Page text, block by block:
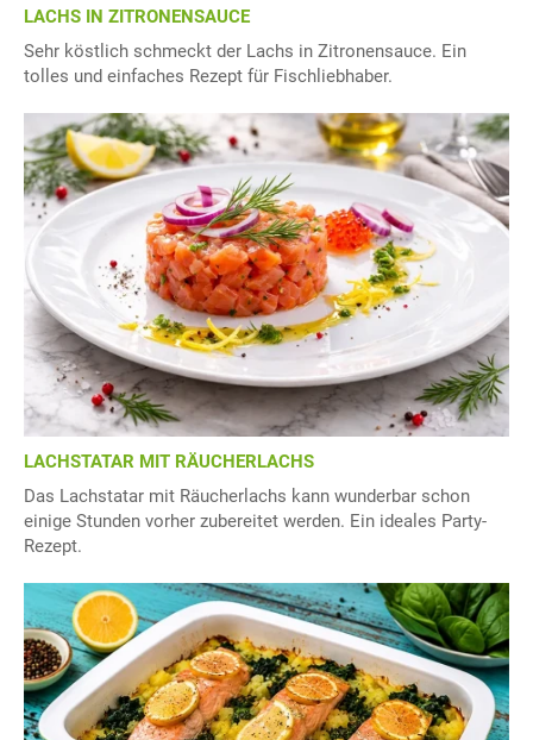
LACHS IN ZITRONENSAUCE
Sehr köstlich schmeckt der Lachs in Zitronensauce. Ein
tolles und einfaches Rezept für Fischliebhaber.
LACHSTATAR MIT RÄUCHERLACHS
Das Lachstatar mit Räucherlachs kann wunderbar schon
einige Stunden vorher zubereitet werden. Ein ideales Party-
Rezept.